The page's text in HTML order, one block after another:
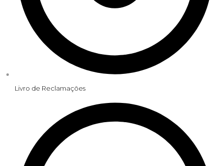
Livro de Reclamações